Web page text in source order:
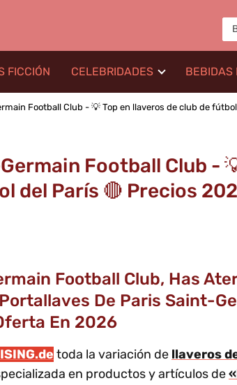
FICCIÓN CELEBRIDADES BEBIDAS
Football Club - 💡 Top en llaveros de club de
Football Club -
del París 🔴 Precios
Football Club, Has
De Paris Saint-
En 2026
toda la variación de llaveros
en productos y artículos de